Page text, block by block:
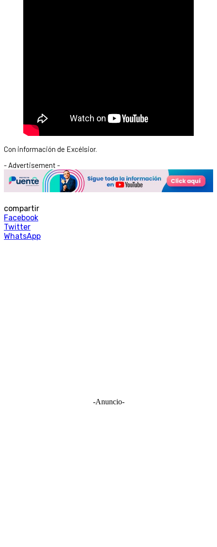
Con información de Excélsior.
- Advertisement -
compartir
Facebook
Twitter
WhatsApp
-Anuncio-